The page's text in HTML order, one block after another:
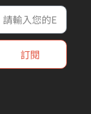
訂閱